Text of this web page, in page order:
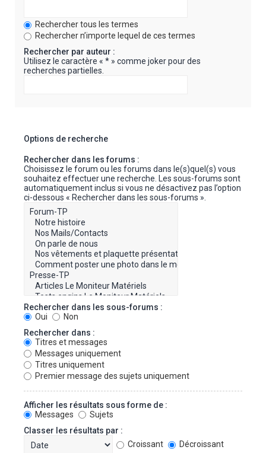
Rechercher tous les termes
Rechercher n’importe lequel de ces termes
Rechercher par auteur :
Utilisez le caractère « * » comme joker pour des
recherches partielles.
Options de recherche
Rechercher dans les forums :
Choisissez le forum ou les forums dans le(s)quel(s) vous
souhaitez effectuer une recherche. Les sous-forums sont
automatiquement inclus si vous ne désactivez pas l’option
ci-dessous « Rechercher dans les sous-forums ».
Rechercher dans les sous-forums :
Oui
Non
Rechercher dans :
Titres et messages
Messages uniquement
Titres uniquement
Premier message des sujets uniquement
Afficher les résultats sous forme de :
Messages
Sujets
Classer les résultats par :
Croissant
Décroissant